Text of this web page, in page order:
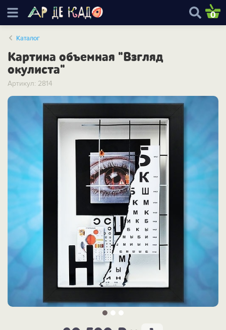
0
Каталог
Картина объемная "Взгляд
окулиста"
Артикул: 2814